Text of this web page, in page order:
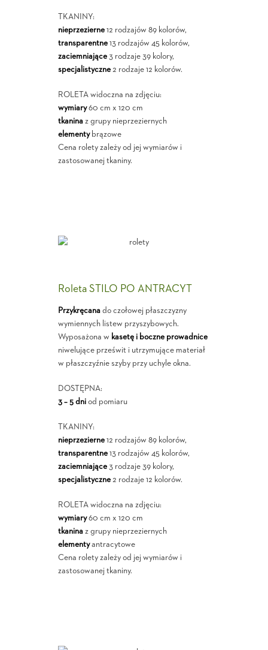
TKANINY:
nieprzezierne12 rodzajów 89 kolorów,
transparentne13 rodzajów 45 kolorów,
zaciemniające3 rodzaje 39 kolory,
specjalistyczne2 rodzaje 12 kolorów.
ROLETA widoczna na zdjęciu:
wymiary60 cm x 120 cm
tkaninaz grupy nieprzeziernych
elementybrązowe
Cena rolety zależy od jej wymiarów i
zastosowanej tkaniny.
Roleta STILO PO ANTRACYT
Przykręcanado czołowej płaszczyzny
wymiennych listew przyszybowych.
Wyposażona w kasetę i boczne prowadnice
niwelujące prześwit i utrzymujące materiał
w płaszczyźnie szyby przy uchyle okna.
DOSTĘPNA:
3 – 5 dniod pomiaru
TKANINY:
nieprzezierne12 rodzajów 89 kolorów,
transparentne13 rodzajów 45 kolorów,
zaciemniające3 rodzaje 39 kolory,
specjalistyczne2 rodzaje 12 kolorów.
ROLETA widoczna na zdjęciu:
wymiary60 cm x 120 cm
tkaninaz grupy nieprzeziernych
elementyantracytowe
Cena rolety zależy od jej wymiarów i
zastosowanej tkaniny.